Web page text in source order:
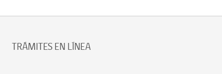
TRÁMITES EN LÍNEA